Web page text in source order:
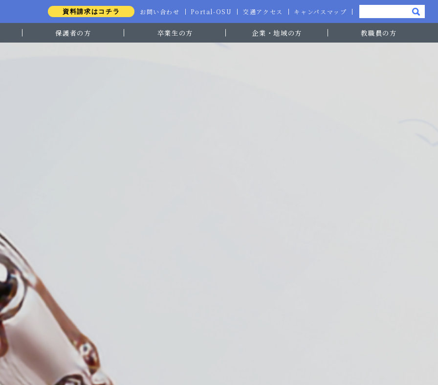
資料請求はコチラ お問い合わせ Portal-OSU 交通アクセス キャンパスマップ
保護者の方 卒業生の方 企業・地域の方 教職員の方